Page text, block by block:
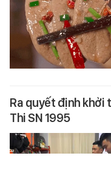
Ra quyết định khởi
Thi SN 1995